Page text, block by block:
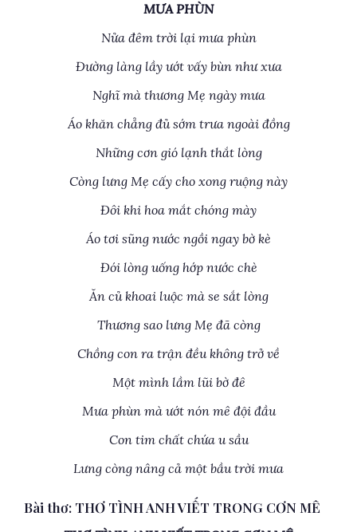
MƯA PHÙN
Nửa đêm trời lại mưa phùn
Đường làng lầy ướt vấy bùn như xưa
Nghĩ mà thương Mẹ ngày mưa
Áo khăn chẳng đủ sớm trưa ngoài đồng
Những cơn gió lạnh thắt lòng
Còng lưng Mẹ cấy cho xong ruộng này
Đôi khi hoa mắt chóng mày
Áo tơi sũng nước ngồi ngay bờ kè
Đói lòng uống hớp nước chè
Ăn củ khoai luộc mà se sắt lòng
Thương sao lưng Mẹ đã còng
Chồng con ra trận đều không trở về
Một mình lầm lũi bờ đê
Mưa phùn mà ướt nón mê đội đầu
Con tim chất chứa u sầu
Lưng còng nâng cả một bầu trời mưa
Bài thơ: THƠ TÌNH ANH VIẾT TRONG CƠN MÊ